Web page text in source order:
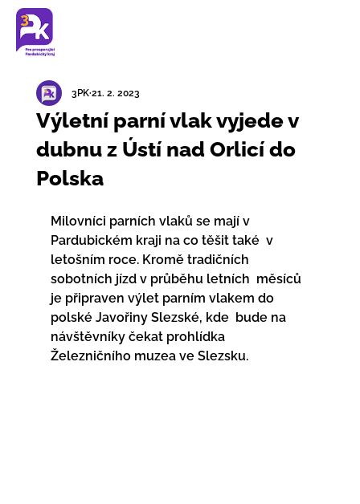
Výletní parní vlak vyjede v
dubnu z Ústí nad Orlicí do
Polska
3PK 21. 2. 2023
Milovníci parních vlaků se mají v
Pardubickém kraji na co těšit také  v
letošním roce. Kromě tradičních
sobotních jízd v průběhu letních  měsíců
je připraven výlet parním vlakem do
polské Javořiny Slezské, kde  bude na
návštěvníky čekat prohlídka
Železničního muzea ve Slezsku.